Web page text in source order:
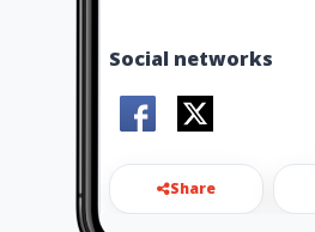
Social networks
Share